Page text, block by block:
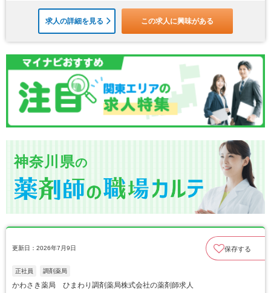
求人の詳細を見る この求人に興味がある
神奈川県の
更新日：2026年7月9日 保存する
正社員 調剤薬局
かわさき薬局 ひまわり調剤薬局株式会社の薬剤師求人